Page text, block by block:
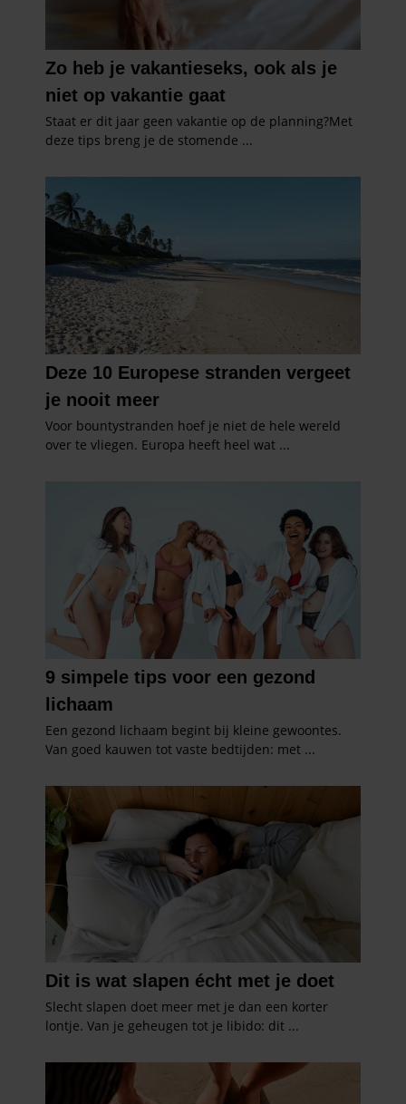
partners kunnen deze gegevens combineren met andere
informatie die u aan ze heeft verstrekt of die ze hebben
verzameld op basis van uw gebruik van hun services. U
gaat akkoord met onze cookies als u onze website blijft
gebruiken.